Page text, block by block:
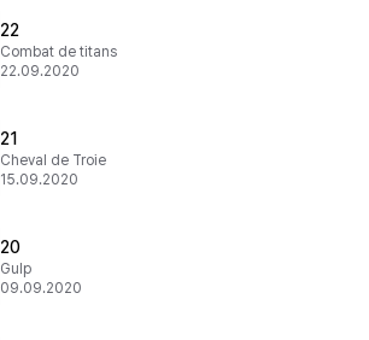
22
Combat de titans
22.09.2020
21
Cheval de Troie
15.09.2020
20
Gulp
09.09.2020